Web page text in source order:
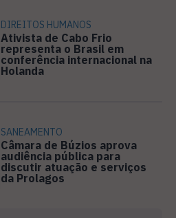
DIREITOS HUMANOS
Ativista de Cabo Frio
representa o Brasil em
conferência internacional na
Holanda
SANEAMENTO
Câmara de Búzios aprova
audiência pública para
discutir atuação e serviços
da Prolagos